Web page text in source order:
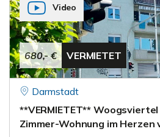
680,- € VERMIETET
Video
Darmstadt
**VERMIETET**
Zimmer-Wohnung im